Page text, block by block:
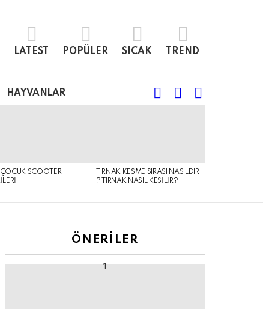
LATEST POPÜLER SICAK TREND
HAYVANLAR
FOLLOWSEARCH
ÇOCUK SCOOTER
TIRNAK KESME SIRASI NASILDIR
? TIRNAK NASIL KESILIR?
ÖNERILER